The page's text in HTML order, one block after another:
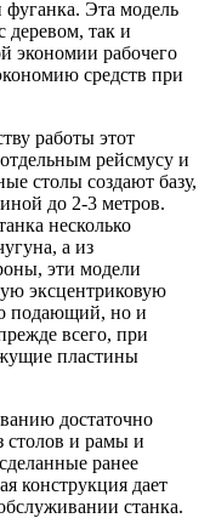
фуганка. Эта модель
деревом, так и
экономии рабочего
средств при
работы этот
рейсмусу и
столы создают базу,
до 2-3 метров.
несколько
а из
эти модели
эксцентриковую
подающий, но и
всего, при
пластины
достаточно
столов и рамы и
ранее
конструкция дает
станка.